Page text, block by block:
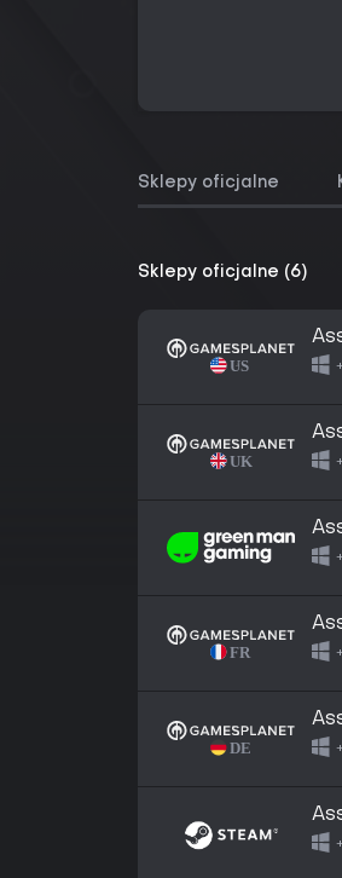
Sklepy oficjalne
Sklepy oficjalne (6)